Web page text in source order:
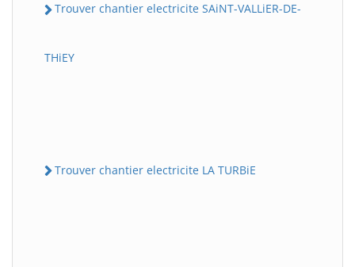
Trouver chantier electricite SAiNT-VALLiER-DE-
THiEY
Trouver chantier electricite LA TURBiE